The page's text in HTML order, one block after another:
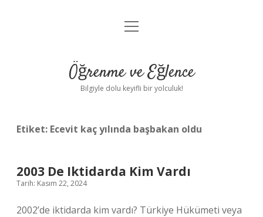
Anasayfa
Yasal Uyarı
menüyü
Öğrenme ve Eğlence
Bilgiyle dolu keyifli bir yolculuk!
Etiket: Ecevit kaç yılında başbakan oldu
2003 De Iktidarda Kim Vardı
Tarih: Kasım 22, 2024
2002’de iktidarda kim vardı? Türkiye Hükümeti veya